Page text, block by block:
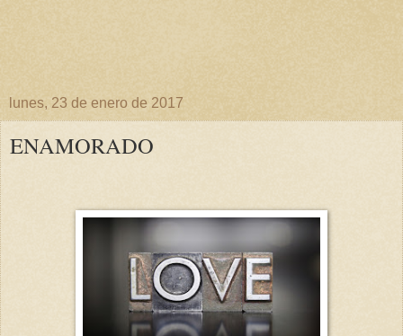
lunes, 23 de enero de 2017
ENAMORADO